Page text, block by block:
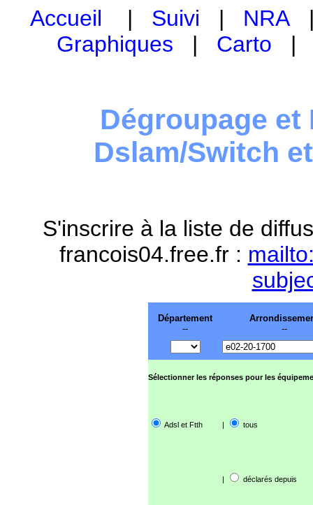
Accueil | Suivi | NRA
Graphiques | Carto
Dégroupage et
Dslam/Switch
S'inscrire à la liste de
francois04.free.fr :
Département
--
--
Sélectionner les réponses pour les
Adsl et Ftth | tous
| déclarés depuis